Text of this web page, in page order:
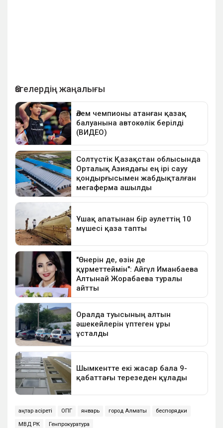
қаңтар қасіреті ОПГ январь город Алматы беспорядки
МВД РК Генпрокуратура